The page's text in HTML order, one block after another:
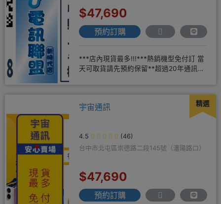
$47,690
預約訂購
***店內現貨最多!!!***熱銷機型免付訂 當
天可取貨請先預約保留**超過20年通訊經
精選
宇宙通訊
4.5
(46)
台中市北屯區崇德路二段145號（瀋陽路口）
$47,690
預約訂購